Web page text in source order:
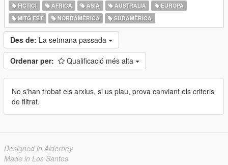
FICTICI
ÀFRICA ÀSIA AUSTRÀLIA
EUROPA
MITG EST
NORDAMÈRICA SUDAMÈRICA
Des de: La setmana passada
Ordenar per: Qualificació més alta
No s'han trobat els arxius, si us plau, prova canviant els criteris
de filtrat.
Designed in Alderney
Made in Los Santos